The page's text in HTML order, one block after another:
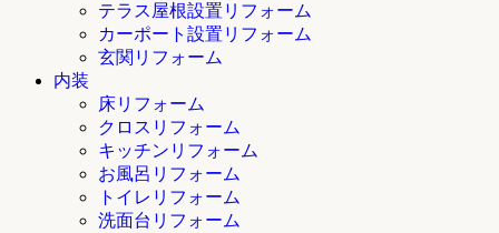
テラス屋根設置リフォーム
カーポート設置リフォーム
玄関リフォーム
内装
床リフォーム
クロスリフォーム
キッチンリフォーム
お風呂リフォーム
トイレリフォーム
洗面台リフォーム